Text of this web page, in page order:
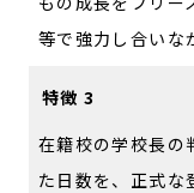
等で強力し合いな
特徴 3
在籍校の学校長の
た日数を、正式な